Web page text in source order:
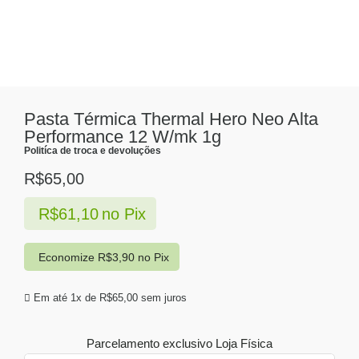
Pasta Térmica Thermal Hero Neo Alta
Performance 12 W/mk 1g
Politíca de troca e devoluções
R$65,00
Em até 1x de R$65,00 sem juros
R$61,10 no Pix
Economize R$3,90no Pix
Parcelamento exclusivo Loja Física